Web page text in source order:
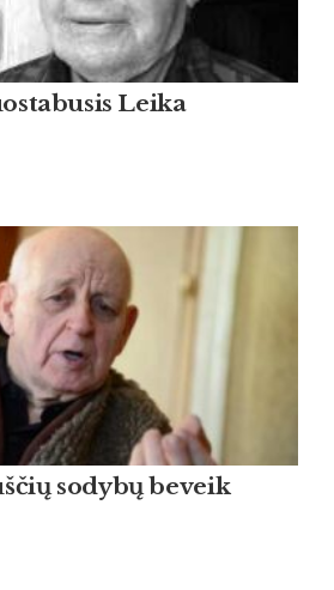
Leika
sodybų beveik